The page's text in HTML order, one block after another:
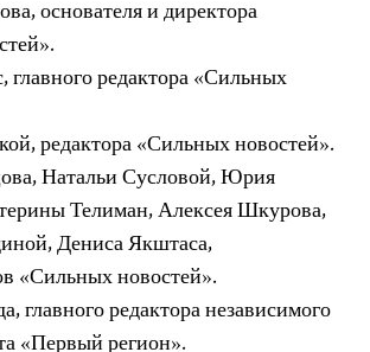
основателя и директора
редактора «Сильных
редактора «Сильных новостей».
Натальи Сусловой, Юрия
Телиман, Алексея Шкурова,
Дениса Якштаса,
«Сильных новостей».
главного редактора независимого
«Первый регион».